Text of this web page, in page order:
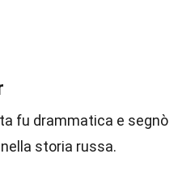
fu drammatica e segnò
storia russa.